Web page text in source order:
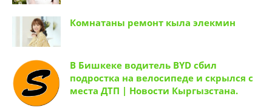
Комнатаны ремонт кыла элекмин
В Бишкеке водитель BYD сбил
подростка на велосипеде и скрылся с
места ДТП | Новости Кыргызстана.